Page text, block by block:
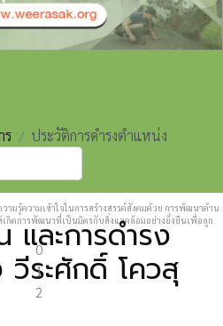
ามรู้ความเข้าใจในการสร้างสรรค์สังคมด้วย การพัฒนาด้าน
เกิดการพัฒนาที่เป็นมิตรกับสิ่งแวดล้อมอย่างยั่งยืนเพื่อลูก
0
1
2
ร
ประวัติการดำรงตำแหน่ง
for results.
และการดำรง
ระศักดิ์ โควสุ